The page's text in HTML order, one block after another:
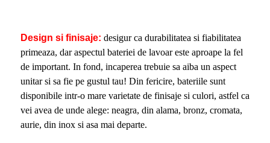
Design si finisaje: desigur ca durabilitatea si fiabilitatea
primeaza, dar aspectul bateriei de lavoar este aproape la fel
de important. In fond, incaperea trebuie sa aiba un aspect
unitar si sa fie pe gustul tau! Din fericire, bateriile sunt
disponibile intr-o mare varietate de finisaje si culori, astfel ca
vei avea de unde alege: neagra, din alama, bronz, cromata,
aurie, din inox si asa mai departe.